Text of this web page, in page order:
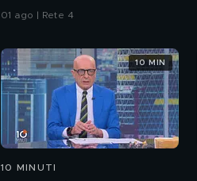
all'Iran"
01 ago | Rete 4
10 MINUTI
10 MIN